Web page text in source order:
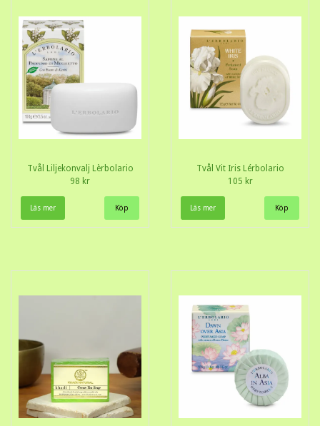
Tvål Liljekonvalj Lèrbolario
98 kr
Läs mer
Tvål Vit Iris Lérbolario
105 kr
Läs mer